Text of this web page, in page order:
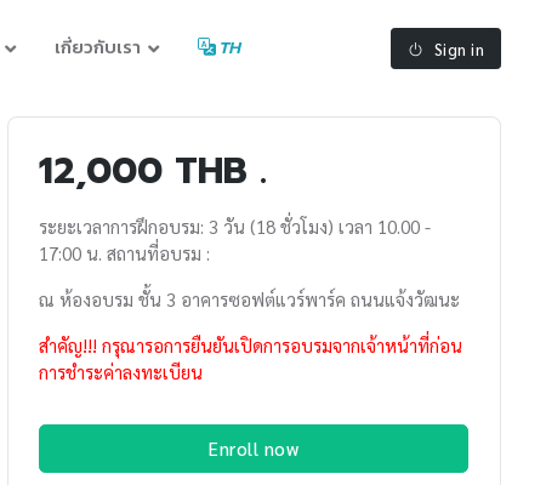
เกี่ยวกับเรา TH Sign in
12,000 THB .
ระยะเวลาการฝึกอบรม: 3 วัน (18 ชั่วโมง) เวลา 10.00 -
17:00 น. สถานที่อบรม :
ณ ห้องอบรม ชั้น 3 อาคารซอฟต์แวร์พาร์ค ถนนแจ้งวัฒนะ
สำคัญ!!! กรุณารอการยืนยันเปิดการอบรมจากเจ้าหน้าที่ก่อน
การชำระค่าลงทะเบียน
Enroll now